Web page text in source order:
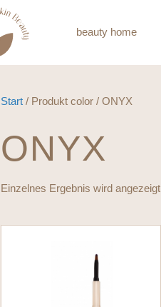
beauty home
Start / Produkt color / ONYX
ONYX
Einzelnes Ergebnis wird angezeigt